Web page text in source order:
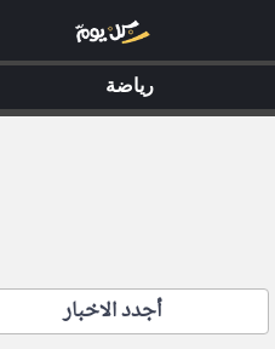
أجدد الاخبار
رياضة